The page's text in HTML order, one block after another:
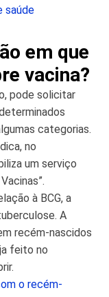
saúde
em que
vacina?
pode solicitar
categorias.
no
um serviço
à BCG, a
A
recém-nascidos
feito no
o recém-